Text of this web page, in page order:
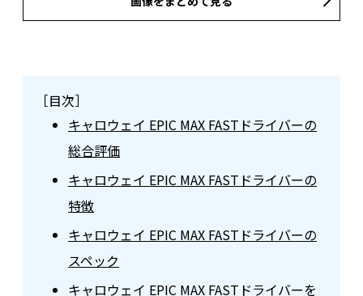
［目次］
キャロウェイ EPIC MAX FASTドライバーの
総合評価
キャロウェイ EPIC MAX FASTドライバーの
特徴
キャロウェイ EPIC MAX FASTドライバーの
スペック
キャロウェイ EPIC MAX FASTドライバーを